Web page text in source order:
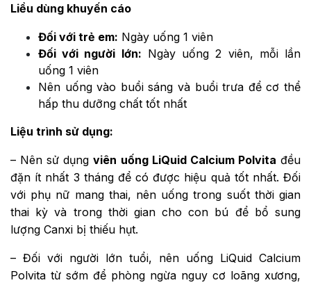
Liều dùng khuyến cáo
Đối với trẻ em: Ngày uống 1 viên
Đối với người lớn: Ngày uống 2 viên, mỗi lần
uống 1 viên
Nên uống vào buổi sáng và buổi trưa để cơ thể
hấp thu dưỡng chất tốt nhất
Liệu trình sử dụng:
– Nên sử dụngviên uống LiQuid Calcium Polvita đều
đặn ít nhất 3 tháng để có được hiệu quả tốt nhất. Đối
với phụ nữ mang thai, nên uống trong suốt thời gian
thai kỳ và trong thời gian cho con bú để bổ sung
lượng Canxi bị thiếu hụt.
– Đối với người lớn tuổi, nên uống LiQuid Calcium
Polvita từ sớm để phòng ngừa nguy cơ loãng xương,